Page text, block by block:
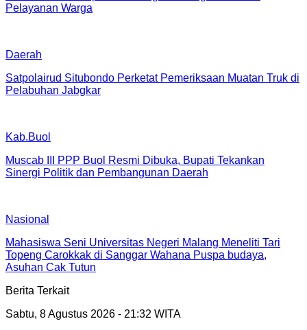
Pelayanan Warga
Daerah
Satpolairud Situbondo Perketat Pemeriksaan Muatan Truk di
Pelabuhan Jabgkar
Kab.Buol
Muscab III PPP Buol Resmi Dibuka, Bupati Tekankan
Sinergi Politik dan Pembangunan Daerah
Nasional
Mahasiswa Seni Universitas Negeri Malang Meneliti Tari
Topeng Carokkak di Sanggar Wahana Puspa budaya,
Asuhan Cak Tutun
Berita Terkait
Sabtu, 8 Agustus 2026 - 21:32 WITA